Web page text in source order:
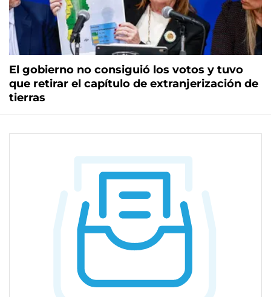
El gobierno no consiguió los votos y tuvo
que retirar el capítulo de extranjerización de
tierras